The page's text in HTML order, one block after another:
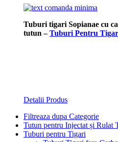
Tuburi tigari Sopianae cu
tutun –Tuburi Pentru
Detalii Produs
Filtreaza dupa Categorie
Tutun pentru Injectat și Rulat
Tuburi pentru Tigari